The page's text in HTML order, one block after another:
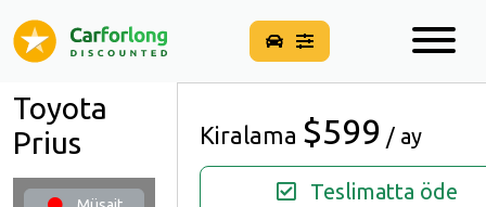
Toyota
Prius
Kiralama $599 / ay
Teslimatta öde